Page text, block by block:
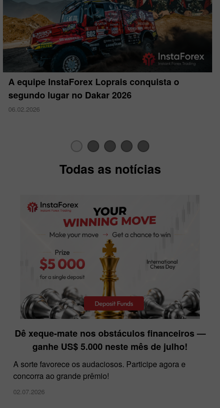
A equipe InstaForex Loprais conquista o
segundo lugar no Dakar 2026
06.02.2026
28.11.2024
Todas as notícias
Dê xeque-mate nos obstáculos financeiros —
ganhe US$ 5.000 neste mês de julho!
A sorte favorece os audaciosos. Participe agora e
concorra ao grande prêmio!
02.07.2026